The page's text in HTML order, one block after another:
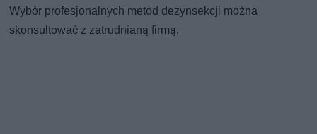
Wybór profesjonalnych metod dezynsekcji można
skonsultować z zatrudnianą firmą.